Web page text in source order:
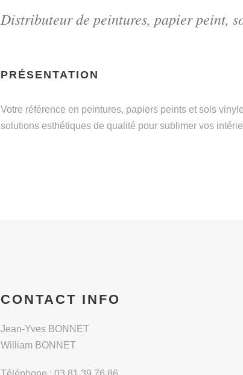
Distributeur de peintures, papier peint,
PRÉSENTATION
Votre référence en peintures, papiers peints et sols
solutions esthétiques de qualité pour sublimer vos
CONTACT INFO
Jean-Yves BONNET
William BONNET